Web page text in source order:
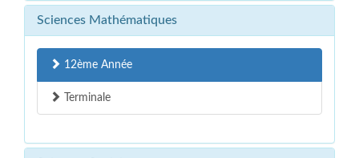
Sciences Mathématiques
12ème Année
Terminale